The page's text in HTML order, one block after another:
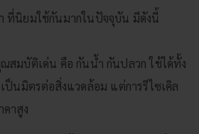
ที่นิยมใช้กันมากในปัจจุบัน มีดังนี้
สมบัติเด่น คือ กันน้ำ กันปลวก ใช้ได้ทั้ง
ป็นมิตรต่อสิ่งแวดล้อม แต่การรีไซเคิล
าสูง